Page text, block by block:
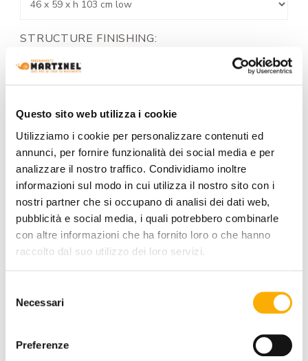
Questo sito web utilizza i cookie
Utilizziamo i cookie per personalizzare contenuti ed
annunci, per fornire funzionalità dei social media e per
analizzare il nostro traffico. Condividiamo inoltre
informazioni sul modo in cui utilizza il nostro sito con i
nostri partner che si occupano di analisi dei dati web,
pubblicità e social media, i quali potrebbero combinarle
con altre informazioni che ha fornito loro o che hanno
raccolto dal suo utilizzo dei loro servizi.
delNecessari
Preferenze
STRUCTURE FINISHING:
COATING FINISH: